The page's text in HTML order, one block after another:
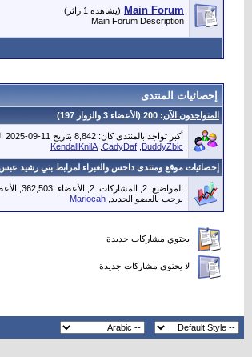
Main Forum (يشاهده 1 زائر)
Main Forum Description
إحصائيات المنتدى
المتواجدون الآن: 200 (الأعضاء 3 والزوار 197)
أكبر تواجد بالمنتدى كان: 8,842 بتاريخ 11-09-2025 الساعة 10:55 AM
BuddyZbic
CadyDaf
KendallKnilA
إحصائيات موقع ومنتدى داحس والغبراء لمرابط بني رشيد عبس
المواضيع: 2, المشاركات: 2, الأعضاء: 362,503,
نرحب بالعضو الجديد, Mariocah
يحتوي مشاركات جديدة
لا يحتوي مشاركات جديدة